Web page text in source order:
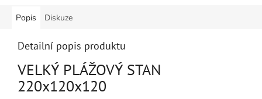
Popis Diskuze
Detailní popis produktu
VELKÝ PLÁŽOVÝ STAN
220x120x120